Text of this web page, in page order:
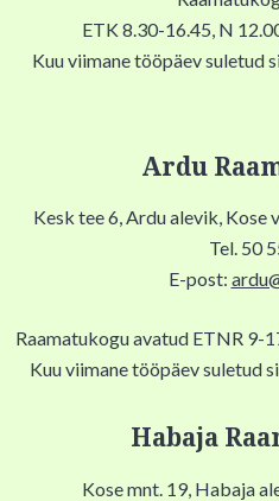
ETK 8.30-16.45, N
Kuu viimane tööpäev suletud
Ardu
Kesk tee 6, Ardu alevik, Kose
Tel. 50
E-post:
Raamatukogu avatud ETNR 9-
Kuu viimane tööpäev suletud
Habaja
Kose mnt. 19, Habaja